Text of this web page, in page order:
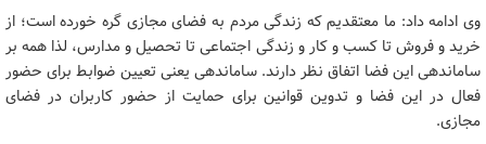
وی ادامه داد: ما معتقدیم که زندگی مردم به فضای مجازی گره خورده است؛ از
خرید و فروش تا کسب و کار و زندگی اجتماعی تا تحصیل و مدارس، لذا همه بر
ساماندهی این فضا اتفاق نظر دارند. ساماندهی یعنی تعیین ضوابط برای حضور
فعال در این فضا و تدوین قوانین برای حمایت از حضور کاربران در فضای
مجازی.